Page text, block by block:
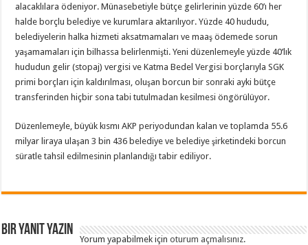
alacaklılara ödeniyor. Münasebetiyle bütçe gelirlerinin yüzde 60’ı her
halde borçlu belediye ve kurumlara aktarılıyor. Yüzde 40 hududu,
belediyelerin halka hizmeti aksatmamaları ve maaş ödemede sorun
yaşamamaları için bilhassa belirlenmişti. Yeni düzenlemeyle yüzde 40’lık
hududun gelir (stopaj) vergisi ve Katma Bedel Vergisi borçlarıyla SGK
primi borçları için kaldırılması, oluşan borcun bir sonraki ayki bütçe
transferinden hiçbir sona tabi tutulmadan kesilmesi öngörülüyor.
Düzenlemeyle, büyük kısmı AKP periyodundan kalan ve toplamda 55.6
milyar liraya ulaşan 3 bin 436 belediye ve belediye şirketindeki borcun
süratle tahsil edilmesinin planlandığı tabir ediliyor.
Bir yanıt yazın
Yorum yapabilmek içinoturum açmalısınız.